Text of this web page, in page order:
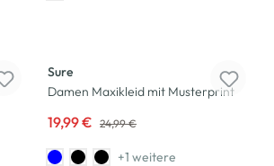
Sure
Damen Maxikleid mit Musterprint
19,99 € 24,99 €
+1 weitere